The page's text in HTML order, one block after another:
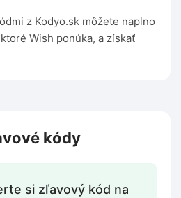
z Kodyo.sk môžete naplno
Wish ponúka, a získať
kódy
si zľavový kód na